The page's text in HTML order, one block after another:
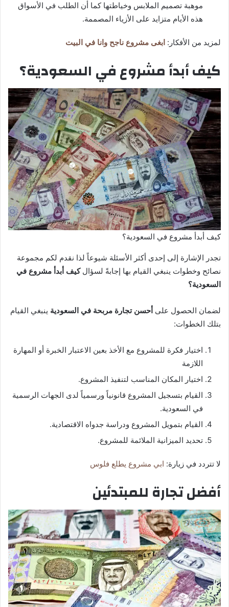
موهبة تصميم الملابس وخياطتها كما أن الطلب في الأسواق
هذه الأيام متزايد على الأزياء المصممة.
لمزيد من الأفكار: ابغى مشروع ناجح وانا في البيت
كيف أبدأ مشروع في السعودية؟
كيف أبدأ مشروع في السعودية؟
تجدر الإشارة إلى إحدى أكثر الأسئلة شيوعاً لذا نقدم لكم مجموعة
نصائح وخطوات ينبغي القيام بها إجابةً لسؤالكيف أبدأ مشروع في
السعودية؟
لضمان الحصول على أحسن تجارة مربحة في السعودية ينبغي القيام
بتلك الخطوات:
اختيار فكرة للمشروع مع الأخذ بعين الاعتبار الخبرة أو المهارة
اللازمة
اختيار المكان المناسب لتنفيذ المشروع.
القيام بتسجيل المشروع قانونياً ورسمياً لدى الجهات الرسمية
في السعودية.
القيام بتمويل المشروع ودراسة جدواه الاقتصادية.
تحديد الميزانية الملائمة للمشروع.
لا تتردد في زيارة: ابي مشروع يطلع فلوس
أفضل تجارة للمبتدئين